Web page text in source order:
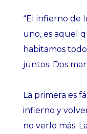
“El infierno de
uno, es aquel
habitamos
juntos. Dos
La primera es
infierno y
no verlo más.